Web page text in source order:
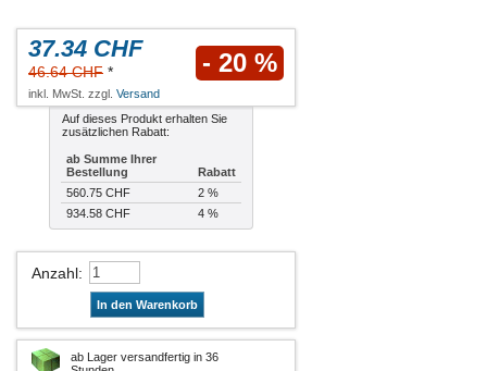
37.34 CHF
46.64 CHF * - 20 %
inkl. MwSt. zzgl. Versand
Auf dieses Produkt erhalten Sie
zusätzlichen Rabatt:
ab Summe Ihrer
Bestellung
Rabatt
560.75 CHF
2 %
934.58 CHF
4 %
Anzahl:
In den Warenkorb
ab Lager versandfertig in 36